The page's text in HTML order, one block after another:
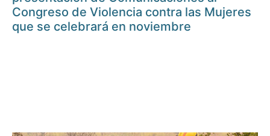
Congreso de Violencia contra las Mujeres
que se celebrará en noviembre